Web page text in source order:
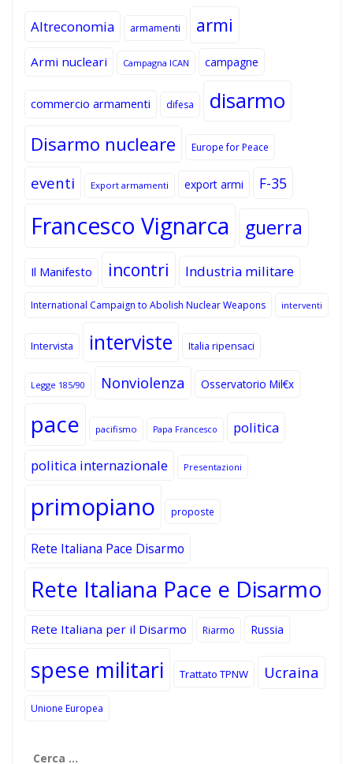
Altreconomia armamenti armi
Armi nucleari Campagna ICAN campagne
commercio armamenti difesa disarmo
Disarmo nucleare Europe for Peace
eventi Export armamenti export armi F-35
Francesco Vignarca guerra
Il Manifesto incontri Industria militare
International Campaign to Abolish Nuclear Weapons interventi
Intervista interviste Italia ripensaci
Legge 185/90 Nonviolenza Osservatorio Mil€x
pace pacifismo Papa Francesco politica
politica internazionale Presentazioni
primopiano proposte
Rete Italiana Pace Disarmo
Rete Italiana Pace e Disarmo
Rete Italiana per il Disarmo Riarmo Russia
spese militari Trattato TPNW Ucraina
Unione Europea